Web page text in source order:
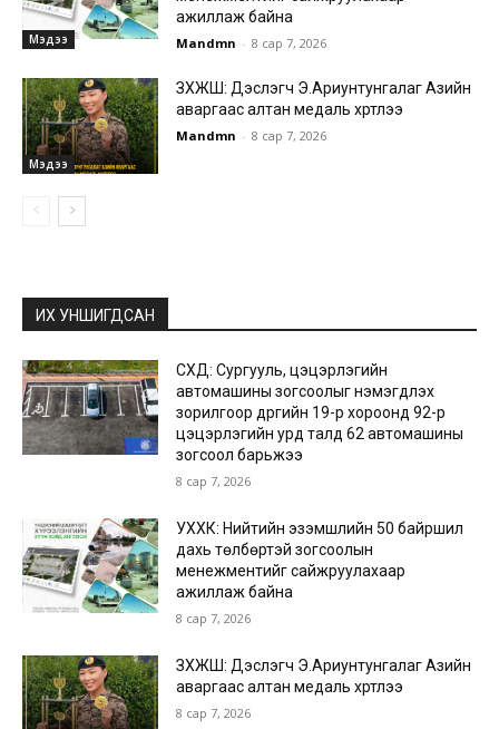
Мэдээ
ажиллаж байна
Mandmn - 8 сар 7, 2026
Мэдээ
ЗХЖШ: Дэслэгч Э.Ариунтунгалаг Азийн
аваргаас алтан медаль хүртлээ
Mandmn - 8 сар 7, 2026
ИХ УНШИГДСАН
СХД: Сургууль, цэцэрлэгийн
автомашины зогсоолыг нэмэгдүүлэх
зорилгоор дүүргийн 19-р хороонд 92-р
цэцэрлэгийн урд талд 62 автомашины
зогсоол барьжээ
8 сар 7, 2026
УХХК: Нийтийн эзэмшлийн 50 байршил
дахь төлбөртэй зогсоолын
менежментийг сайжруулахаар
ажиллаж байна
8 сар 7, 2026
ЗХЖШ: Дэслэгч Э.Ариунтунгалаг Азийн
аваргаас алтан медаль хүртлээ
8 сар 7, 2026